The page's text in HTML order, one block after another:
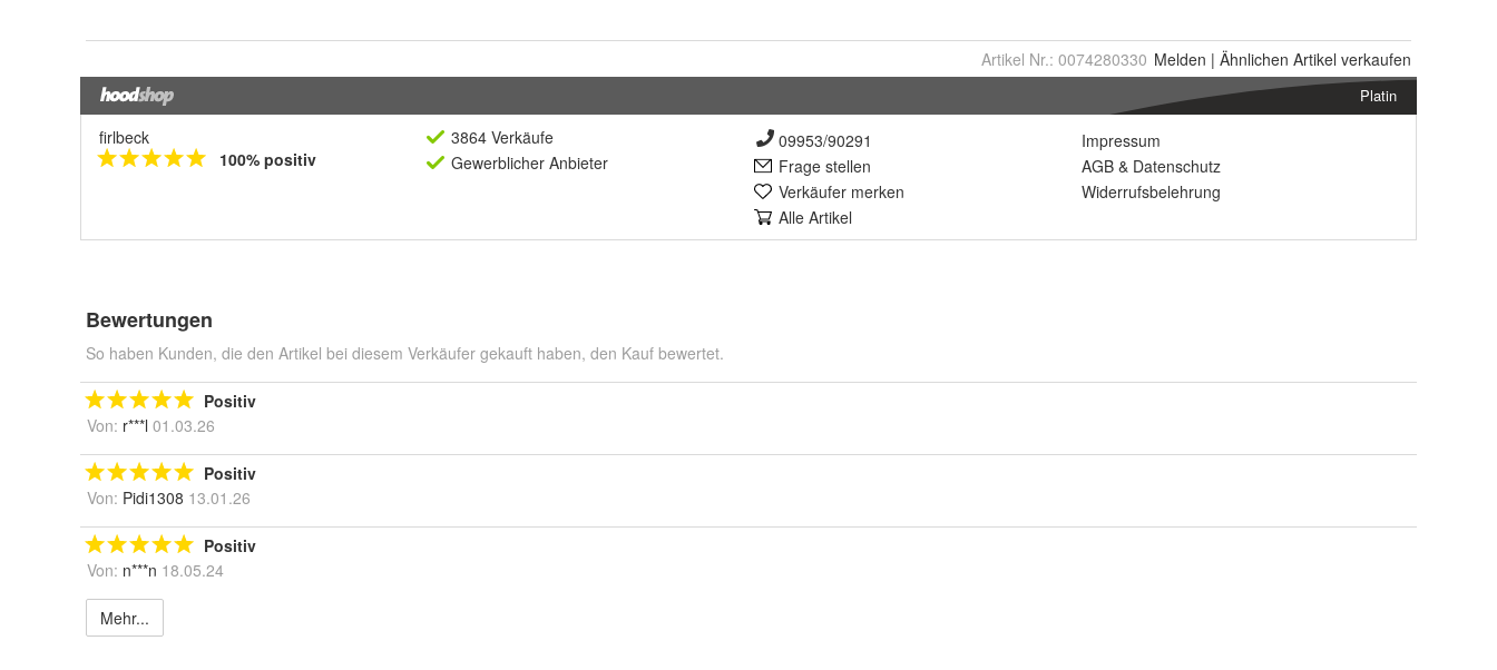
Artikel Nr.: 0074280330 Melden | Ähnlichen Artikel verkaufen
Platin
firlbeck
100% positiv
3864 Verkäufe
Gewerblicher Anbieter
09953/90291
Frage stellen
Verkäufer merken
Alle Artikel
Impressum
AGB & Datenschutz
Widerrufsbelehrung
Bewertungen
So haben Kunden, die den Artikel bei diesem Verkäufer gekauft haben, den Kauf bewertet.
Positiv
Von: r***l 01.03.26
Positiv
Von: Pidi1308 13.01.26
Positiv
Von: n***n 18.05.24
Mehr...